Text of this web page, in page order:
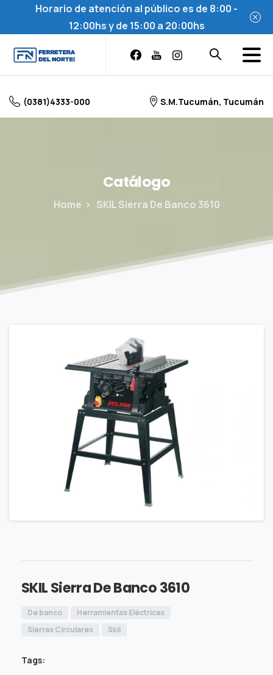
Horario de atención al público es de 8:00 -
12:00hs y de 15:00 a 20:00hs
(0381)4333-000 S.M.Tucumán, Tucumán
Catálogo
Home SKIL Sierra De Banco 3610
SKIL Sierra De Banco 3610
De banco
Herramientas Eléctricas
Sierras Circulares
Skil
Tags: